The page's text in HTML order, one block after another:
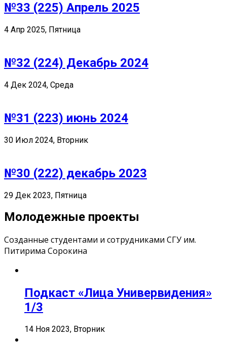
№33 (225) Апрель 2025
4 Апр 2025, Пятница
№32 (224) Декабрь 2024
4 Дек 2024, Среда
№31 (223) июнь 2024
30 Июл 2024, Вторник
№30 (222) декабрь 2023
29 Дек 2023, Пятница
Молодежные проекты
Созданные студентами и сотрудниками СГУ им.
Питирима Сорокина
Подкаст «Лица Универвидения»
1/3
14 Ноя 2023, Вторник